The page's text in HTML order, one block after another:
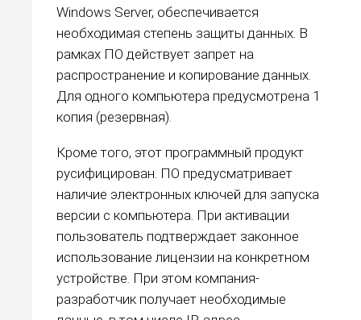
Windows Server, обеспечивается
необходимая степень защиты данных. В
рамках ПО действует запрет на
распространение и копирование данных.
Для одного компьютера предусмотрена 1
копия (резервная).
Кроме того, этот программный продукт
русифицирован. ПО предусматривает
наличие электронных ключей для запуска
версии с компьютера. При активации
пользователь подтверждает законное
использование лицензии на конкретном
устройстве. При этом компания-
разработчик получает необходимые